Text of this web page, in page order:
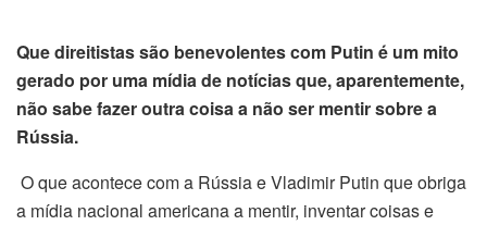
Que direitistas são benevolentes com Putin é um mito
gerado por uma mídia de notícias que, aparentemente,
não sabe fazer outra coisa a não ser mentir sobre a
Rússia.
O que acontece com a Rússia e Vladimir Putin que obriga
a mídia nacional americana a mentir, inventar coisas e